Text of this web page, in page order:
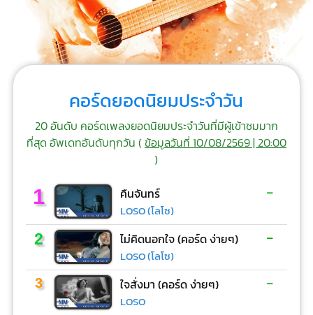
คอร์ดยอดนิยมประจำวัน
20 อันดับ คอร์ดเพลงยอดนิยมประจำวันที่มีผู้เข้าชมมาก
ที่สุด อัพเดทอันดับทุกวัน (ข้อมูลวันที่ 10/08/2569 | 20:00
)
1 คืนจันทร์
LOSO (โลโซ)
-
2 ไม่คิดนอกใจ (คอร์ด ง่ายๆ)
LOSO (โลโซ)
-
3 ใจสั่งมา (คอร์ด ง่ายๆ)
LOSO
-